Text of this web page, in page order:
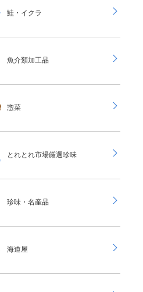
鮭・イクラ
魚介類加工品
惣菜
とれとれ市場厳選珍味
珍味・名産品
海道屋